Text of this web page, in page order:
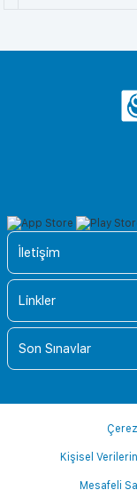
İletişim
Linkler
Son Sınavlar
Kişisel
Mesafeli